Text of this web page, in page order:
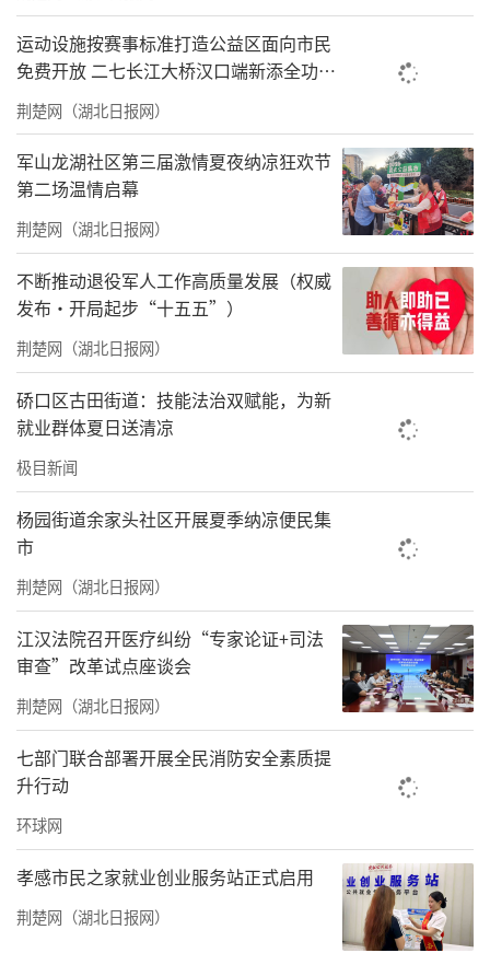
尹传波身患残疾、依靠拐杖坚守山村医疗岗
位，被乡亲们亲切地称为“拐杖村医”。20年
从医路上，尹传波作了三次抉择：第一次，回
村当村医；第二次，考上编制后继续留在村里
服务；第三次，提升能力服务更多乡亲。
卫校毕业后，他选择回村为乡亲们“撑伞”
尹传波10个月大时患上小儿麻痹症，因治疗不
及时，右腿落下残疾，只能靠一根拐杖来支
撑。他体会过病痛缠身的无助，也亲眼见过乡
亲们因缺医少药，小病拖成大病、急病得不到
及时救治的无奈。
伞。”2006年，从阳新县卫校毕业的尹传波，
放弃进县医院工作的机会，毅然回到家乡阳新
县王英镇谷贞村。
谷贞村地处深山腹地，村落分散、山路崎岖，
村里多是留守老人和儿童，突发疾病时往往求
助无门。
“我走得慢，但我绝不会让乡亲们等太
久。”这是尹传波常挂在嘴边的话。
一根拐杖、一个医药箱，成了尹传波行医路上
的标配。一年四季，他随叫随到。20年来，他
磨坏20多根拐杖，接诊患者23000多人次，急诊
1800多人次，为村里建起1100多份健康档案。
运动设施按赛事标准打造公益区面向市民
免费开放 二七长江大桥汉口端新添全功能
体育公园
荆楚网（湖北日报网）
军山龙湖社区第三届激情夏夜纳凉狂欢节
第二场温情启幕
荆楚网（湖北日报网）
不断推动退役军人工作高质量发展（权威
发布·开局起步“十五五”）
荆楚网（湖北日报网）
硚口区古田街道：技能法治双赋能，为新
就业群体夏日送清凉
极目新闻
杨园街道余家头社区开展夏季纳凉便民集
市
荆楚网（湖北日报网）
江汉法院召开医疗纠纷“专家论证+司法
审查”改革试点座谈会
荆楚网（湖北日报网）
七部门联合部署开展全民消防安全素质提
升行动
环球网
孝感市民之家就业创业服务站正式启用
荆楚网（湖北日报网）